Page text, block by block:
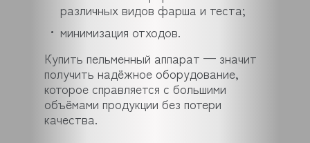
различных видов фарша и теста;
минимизация отходов.
Купить пельменный аппарат — значит
получить надёжное оборудование,
которое справляется с большими
объёмами продукции без потери
качества.